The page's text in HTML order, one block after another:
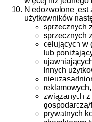
Niedozwolone jest
użytkowników
sprzecznych
sprzecznych
celujących w
lub
innych
reklamowych,
związanych z
gospodarczą/
prywatnych